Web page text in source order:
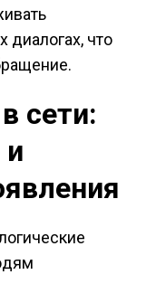
диалогах, что
сети:
и